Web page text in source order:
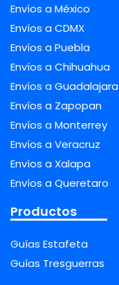
Envíos a México
Envíos a CDMX
Envíos a Puebla
Envíos a Chihuahua
Envíos a Guadalajara
Envíos a Zapopan
Envíos a Monterrey
Envíos a Veracruz
Envíos a Xalapa
Envíos a Queretaro
Productos
Guías Estafeta
Guías Tresguerras